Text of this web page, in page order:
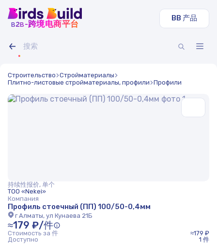
b2b-跨境电商平台
BB 产品
Строительство Стройматериалы
Плитно-листовые стройматериалы, профили Профили
持续性报价, 单个
ТОО «Nekei»
Компания
Профиль cтоечный (ПП) 100/50-0,4мм
г Алматы, ул Кунаева 21Б
≈179 ₽/件
Стоимость за 件
≈179 ₽
Доступно
1 件